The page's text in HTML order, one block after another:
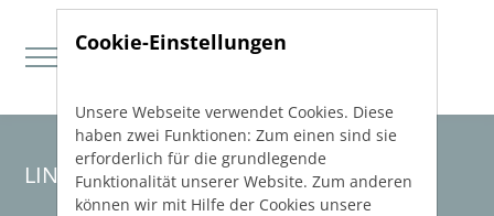
Direkt zur Hauptnavigation springen
Direkt zum Inhalt springen
LINEAR Solutions 23 für Revit
Cookie-Einstellungen
Unsere Webseite verwendet Cookies. Diese
haben zwei Funktionen: Zum einen sind sie
erforderlich für die grundlegende
Funktionalität unserer Website. Zum anderen
können wir mit Hilfe der Cookies unsere